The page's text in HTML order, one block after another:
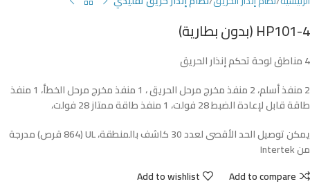
HP101-4 (بدون بطارية)
4مناطقلوحةتحكمإنذارالحريق
2 منفذ
أسلم،2 منفذ مخرج مرحلالحريق
، 1 منفذ مخرج مرحل الخطأ، 1 منفذ
طاقة قابل لإعادة الضبط 28 فولت، 1 منفذ طاقة ممتاز 28 فولت،
يمكن توصيل الحد الأقصى لعدد 30 كاشف بالمنطقة، UL (864 قرص) مدرجة
من Intertek
Add to compare
Add to wishlist